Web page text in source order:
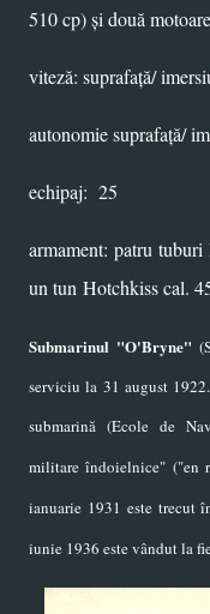
510 cp) și două
viteză: suprafață/
autonomie suprafață/
echipaj: 25
armament: patru
un tun Hotchkisscal.
Submarinul "O'Bryne"
serviciu la 31 august
submarină (Ecole de
militare îndoielnice" ("en
ianuarie 1931 este trecut
iunie 1936 este vândut la